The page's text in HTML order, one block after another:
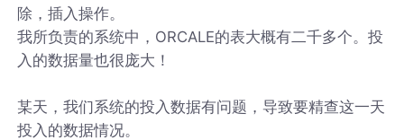
除，插入操作。
我所负责的系统中，ORCALE的表大概有二千多个。投
入的数据量也很庞大！
某天，我们系统的投入数据有问题，导致要精查这一天
投入的数据情况。